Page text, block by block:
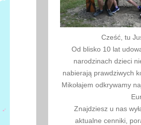
Cześć, tu
Od blisko 10 lat
narodzinach dzieci
nabierają prawdziwych
Mikołajem odkrywamy
Znajdziesz u nas
aktualne cenniki,